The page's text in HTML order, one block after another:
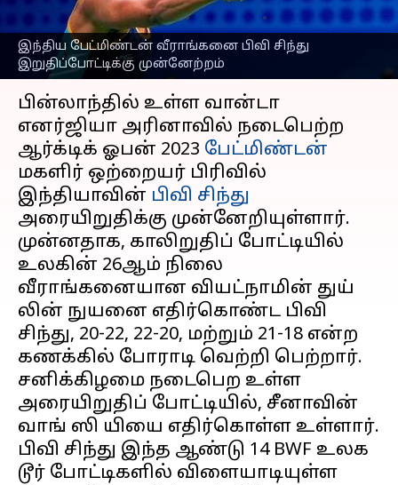
இந்திய பேட்மிண்டன் வீராங்கனை பிவி சிந்து
இறுதிப்போட்டிக்கு முன்னேற்றம்
எழுதியவர் Sekar Chinnappan Oct 14, 2023
செய்தி முன்னோட்டம்
பின்லாந்தில் உள்ள வான்டா
எனர்ஜியா அரினாவில் நடைபெற்ற
ஆர்க்டிக் ஓபன் 2023 பேட்மிண்டன்
மகளிர் ஒற்றையர் பிரிவில்
இந்தியாவின் பிவி சிந்து
அரையிறுதிக்கு முன்னேறியுள்ளார்.
முன்னதாக, காலிறுதிப் போட்டியில்
உலகின் 26ஆம் நிலை
வீராங்கனையான வியட்நாமின் துய்
லின் நுயனை எதிர்கொண்ட பிவி
சிந்து, 20-22, 22-20, மற்றும் 21-18 என்ற
கணக்கில் போராடி வெற்றி பெற்றார்.
சனிக்கிழமை நடைபெற உள்ள
அரையிறுதிப் போட்டியில், சீனாவின்
வாங் ஸி யியை எதிர்கொள்ள உள்ளார்.
பிவி சிந்து இந்த ஆண்டு 14 BWF உலக
டூர் போட்டிகளில் விளையாடியுள்ள